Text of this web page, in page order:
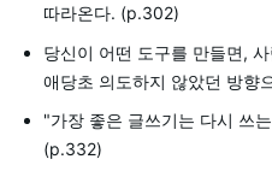
따라온다. (p.302)
당신이 어떤 도구를 만들면,
애당초 의도하지 않았던 방향
"가장 좋은 글쓰기는 다시 쓰
(p.332)